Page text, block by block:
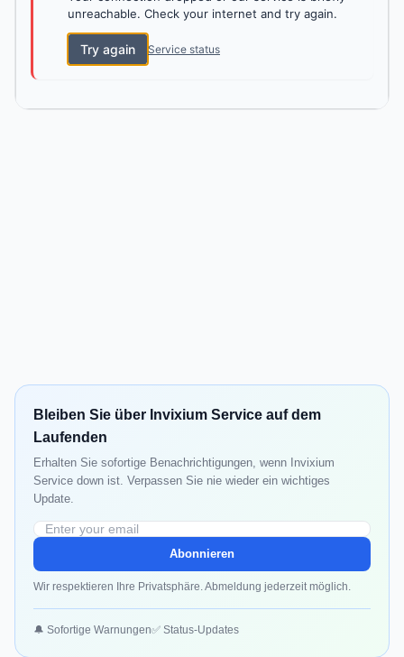
unreachable. Check your internet and try again.
Try again Service status
Bleiben Sie über Invixium Service auf dem
Laufenden
Erhalten Sie sofortige Benachrichtigungen, wenn Invixium
Service down ist. Verpassen Sie nie wieder ein wichtiges
Update.
Abonnieren
Wir respektieren Ihre Privatsphäre. Abmeldung jederzeit möglich.
🔔 Sofortige Warnungen✅ Status-Updates